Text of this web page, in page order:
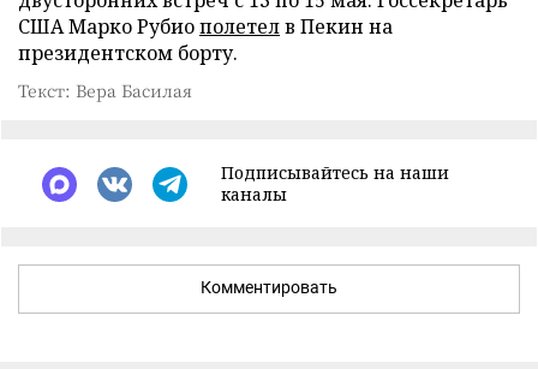
США Марко Рубиополетелв Пекин на
президентском борту.
Текст: Вера Басилая
Подписывайтесь на наши
каналы
Комментировать